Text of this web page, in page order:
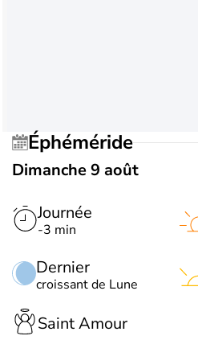
Éphéméride
Dimanche 9 août
Journée
-3 min
Dernier
croissant de Lune
Saint Amour